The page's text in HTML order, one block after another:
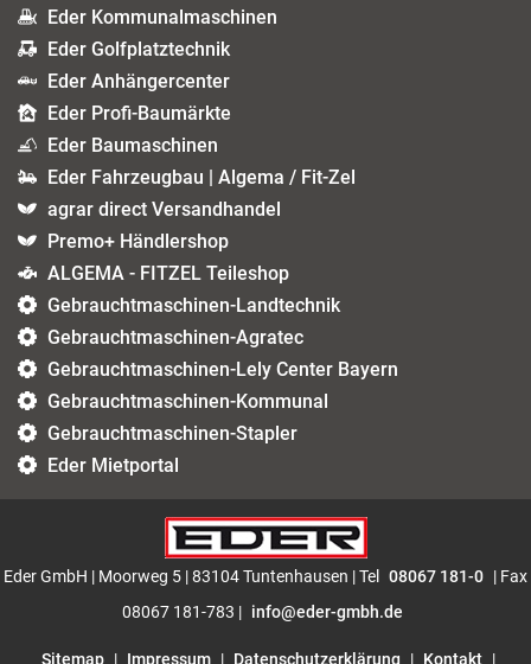
Eder Kommunalmaschinen
Eder Golfplatztechnik
Eder Anhängercenter
Eder Profi-Baumärkte
Eder Baumaschinen
Eder Fahrzeugbau | Algema / Fit-Zel
agrar direct Versandhandel
Premo+ Händlershop
ALGEMA - FITZEL Teileshop
Gebrauchtmaschinen-Landtechnik
Gebrauchtmaschinen-Agratec
Gebrauchtmaschinen-Lely Center Bayern
Gebrauchtmaschinen-Kommunal
Gebrauchtmaschinen-Stapler
Eder Mietportal
Eder GmbH | Moorweg 5 | 83104 Tuntenhausen | Tel 08067 181-0 | Fax
08067 181-783 | info@eder-gmbh.de
Sitemap | Impressum | Datenschutzerklärung | Kontakt |